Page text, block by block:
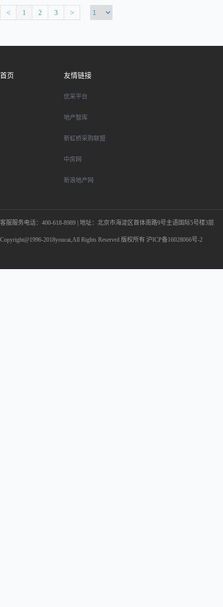
< 1 2 3 >
首页 友情链接
优采平台
地产智库
新虹桥采购联盟
中房网
新浪地产网
客服服务电话：400-618-8989 地址：北京市海淀区首体南路9号主语国际5号楼3层
Copyright@1996-2018youcai,All Rights Reservrd 版权所有 沪ICP备16028066号-2